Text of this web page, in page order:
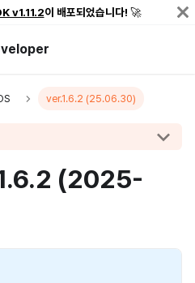
v1.11.2이 배포되었습니다! 🚀
ver.1.6.2 (25.06.30)
(2025-